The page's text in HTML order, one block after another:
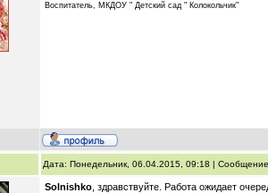
Воспитатель, МКДОУ " Детский сад " Колокольчик"
Дата: Понедельник, 06.04.2015, 09:18 |
Solnishko , здравствуйте. Работа ожидает